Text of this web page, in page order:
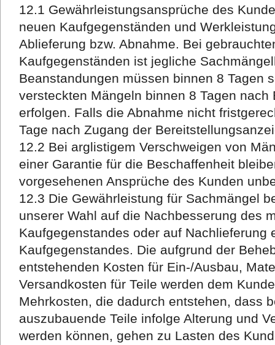
12.1 Gewährleistungsansprüche des
neuen Kaufgegenständen und
Ablieferung bzw. Abnahme. Bei
Kaufgegenständen ist jegliche
Beanstandungen müssen binnen 8 Tagen
versteckten Mängeln binnen 8 Tagen
erfolgen. Falls die Abnahme nicht
Tage nach Zugang der
12.2 Bei arglistigem Verschweigen von
einer Garantie für die Beschaffenheit
vorgesehenen Ansprüche des Kunden
12.3 Die Gewährleistung für Sachmängel
unserer Wahl auf die Nachbesserung des
Kaufgegenstandes oder auf Nachlieferung
Kaufgegenstandes. Die aufgrund der
entstehenden Kosten für Ein-/Ausbau,
Versandkosten für Teile werden dem
Mehrkosten, die dadurch entstehen, dass
auszubauende Teile infolge Alterung und
werden können, gehen zu Lasten des